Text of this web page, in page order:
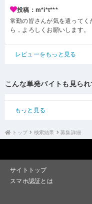
投稿：m*i*t***
常勤の皆さんが気を遣って
ら，よろしくお願いします。
レビューをもっと見る
こんな単発バイトも見ら
もっと見る
トップ 検索結果 募集詳細
サイトトップ
スマホ認証とは